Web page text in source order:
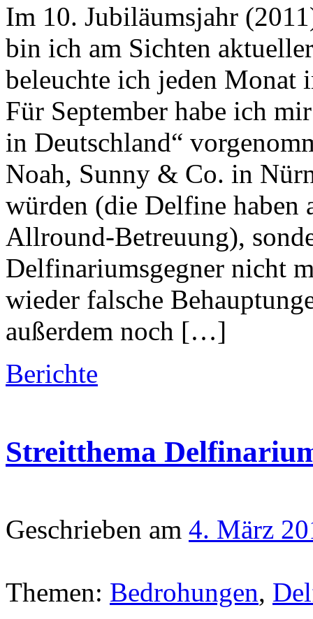
Im 10. Jubiläumsjahr
bin ich am Sichten
beleuchte ich jeden Monat
Für September habe ich
in Deutschland“
Noah, Sunny & Co. in
würden (die Delfine haben
Allround-Betreuung),
Delfinariumsgegner nicht
wieder falsche
außerdem noch […]
Berichte
Streitthema
Geschrieben am 4. März
Themen: Bedrohungen,